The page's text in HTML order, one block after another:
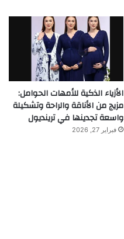
الأزياء الذكية للأمهات الحوامل:
مزيج من الأناقة والراحة وتشكيلة
واسعة تجدينها في ترينديول
فبراير 27, 2026